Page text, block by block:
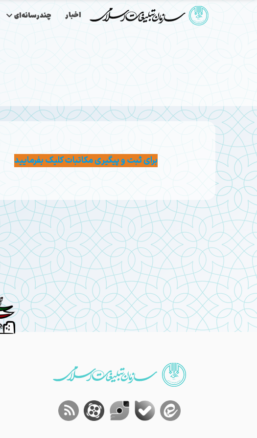
اخبار چندرسانه‌ای
برای ثبت و پیگیری مکاتبات کلیک بفرمایید